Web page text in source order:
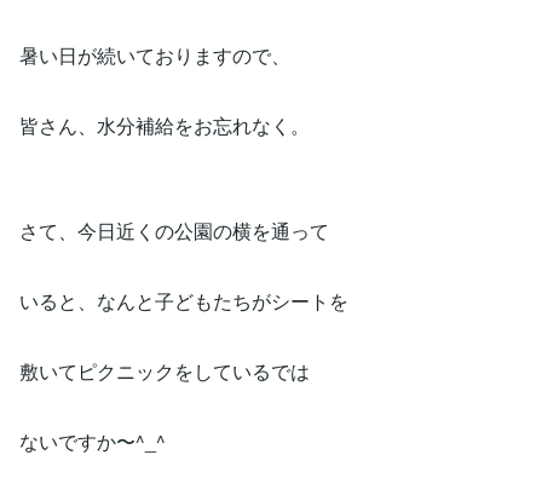
暑い日が続いておりますので、
皆さん、水分補給をお忘れなく。
さて、今日近くの公園の横を通って
いると、なんと子どもたちがシートを
敷いてピクニックをしているでは
ないですか〜^_^